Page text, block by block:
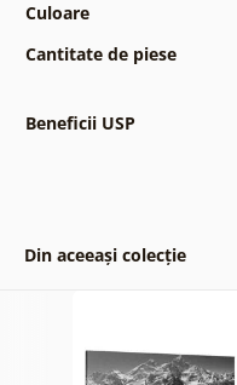
Culoare
Cantitate de piese
Beneficii USP
Din aceeași colecție